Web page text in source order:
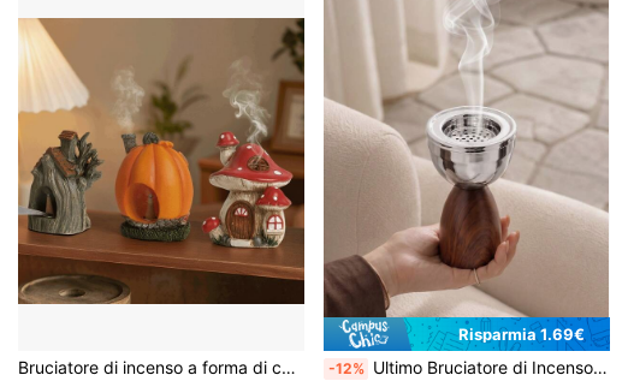
Bruciatore di incenso a forma di casa di funghi carino, supporto per incenso a forma di zucca - perfetto per la decorazione di casa e ufficio e per bruciare bastoncini di incenso, statua in resina, decorazione per la casa ideale, regalo perfetto per Eid, Ognissanti e Ringraziamento, ottimo per gli amanti dei profumi
Risparmia 1.69€
-12% Ultimo Bruciatore di Incenso Popolare, Caratterizzato da un Elegante Design in Stile Baia, Adatto per Oud e Fragranze, Completa il Tuo Stile Personale e si Integra Perfettamente con l'Arredamento della Casa. Perfetto per l'Uso Quotidiano o per Riunioni con Amici e Ospiti, Ideale per Majlis, Aree di Ricezione e Ospitalità Domestica.